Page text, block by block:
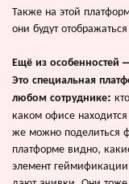
Также на этой
они будут
Ещё из особенностей
Это специальная
любом сотруднике:
каком офисе
же можно поделиться
платформе видно,
элемент